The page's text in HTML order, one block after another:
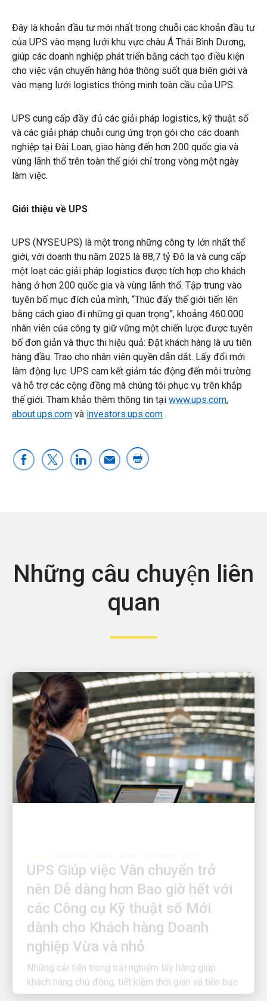
Đây là khoản đầu tư mới nhất trong chuỗi các khoản đầu tư
của UPS vào mạng lưới khu vực châu Á Thái Bình Dương,
giúp các doanh nghiệp phát triển bằng cách tạo điều kiện
cho việc vận chuyển hàng hóa thông suốt qua biên giới và
vào mạng lưới logistics thông minh toàn cầu của UPS.
UPS cung cấp đầy đủ các giải pháp logistics, kỹ thuật số
và các giải pháp chuỗi cung ứng trọn gói cho các doanh
nghiệp tại Đài Loan, giao hàng đến hơn 200 quốc gia và
vùng lãnh thổ trên toàn thế giới chỉ trong vòng một ngày
làm việc.
Giới thiệu về UPS
UPS (NYSE:UPS) là một trong những công ty lớn nhất thế
giới, với doanh thu năm 2025 là 88,7 tỷ Đô la và cung cấp
một loạt các giải pháp logistics được tích hợp cho khách
hàng ở hơn 200 quốc gia và vùng lãnh thổ. Tập trung vào
tuyên bố mục đích của mình, “Thúc đẩy thế giới tiến lên
bằng cách giao đi những gì quan trọng”, khoảng 460.000
nhân viên của công ty giữ vững một chiến lược được tuyên
bố đơn giản và thực thi hiệu quả: Đặt khách hàng là ưu tiên
hàng đầu. Trao cho nhân viên quyền dẫn dắt. Lấy đổi mới
làm động lực. UPS cam kết giảm tác động đến môi trường
và hỗ trợ các cộng đồng mà chúng tôi phục vụ trên khắp
thế giới. Tham khảo thêm thông tin tại www.ups.com,
about.ups.com và investors.ups.com
Những câu chuyện liên
quan
nên Dễ dàng hơn Bao giờ hết với
các Công cụ Kỹ thuật số Mới
dành cho Khách hàng Doanh
nghiệp Vừa và nhỏ
Những cải tiến trong trải nghiệm lấy hàng giúp
khách hàng chủ động, tiết kiệm thời gian và tiền bạc